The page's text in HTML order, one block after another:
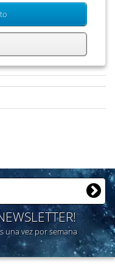
una vez por semana